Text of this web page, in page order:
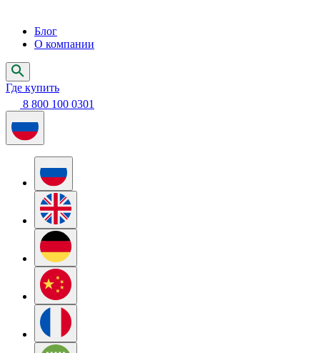
Блог
О компании
Где купить
8 800 100 0301